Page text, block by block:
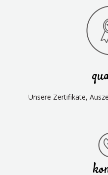
Unsere Zertifikate,